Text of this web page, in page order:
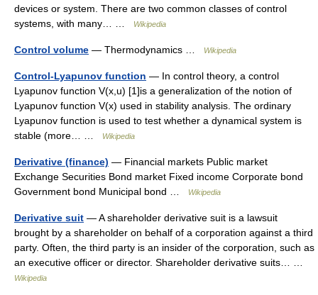
devices or system. There are two common classes of control
systems, with many… …
Wikipedia
Control volume — Thermodynamics … Wikipedia
Control-Lyapunov function — In control theory, a control
Lyapunov function V(x,u) [1]is a generalization of the notion of
Lyapunov function V(x) used in stability analysis. The ordinary
Lyapunov function is used to test whether a dynamical system is
stable (more… …
Wikipedia
Derivative (finance) — Financial markets Public market
Exchange Securities Bond market Fixed income Corporate bond
Government bond Municipal bond …
Wikipedia
Derivative suit — A shareholder derivative suit is a lawsuit
brought by a shareholder on behalf of a corporation against a third
party. Often, the third party is an insider of the corporation, such as
an executive officer or director. Shareholder derivative suits… …
Wikipedia